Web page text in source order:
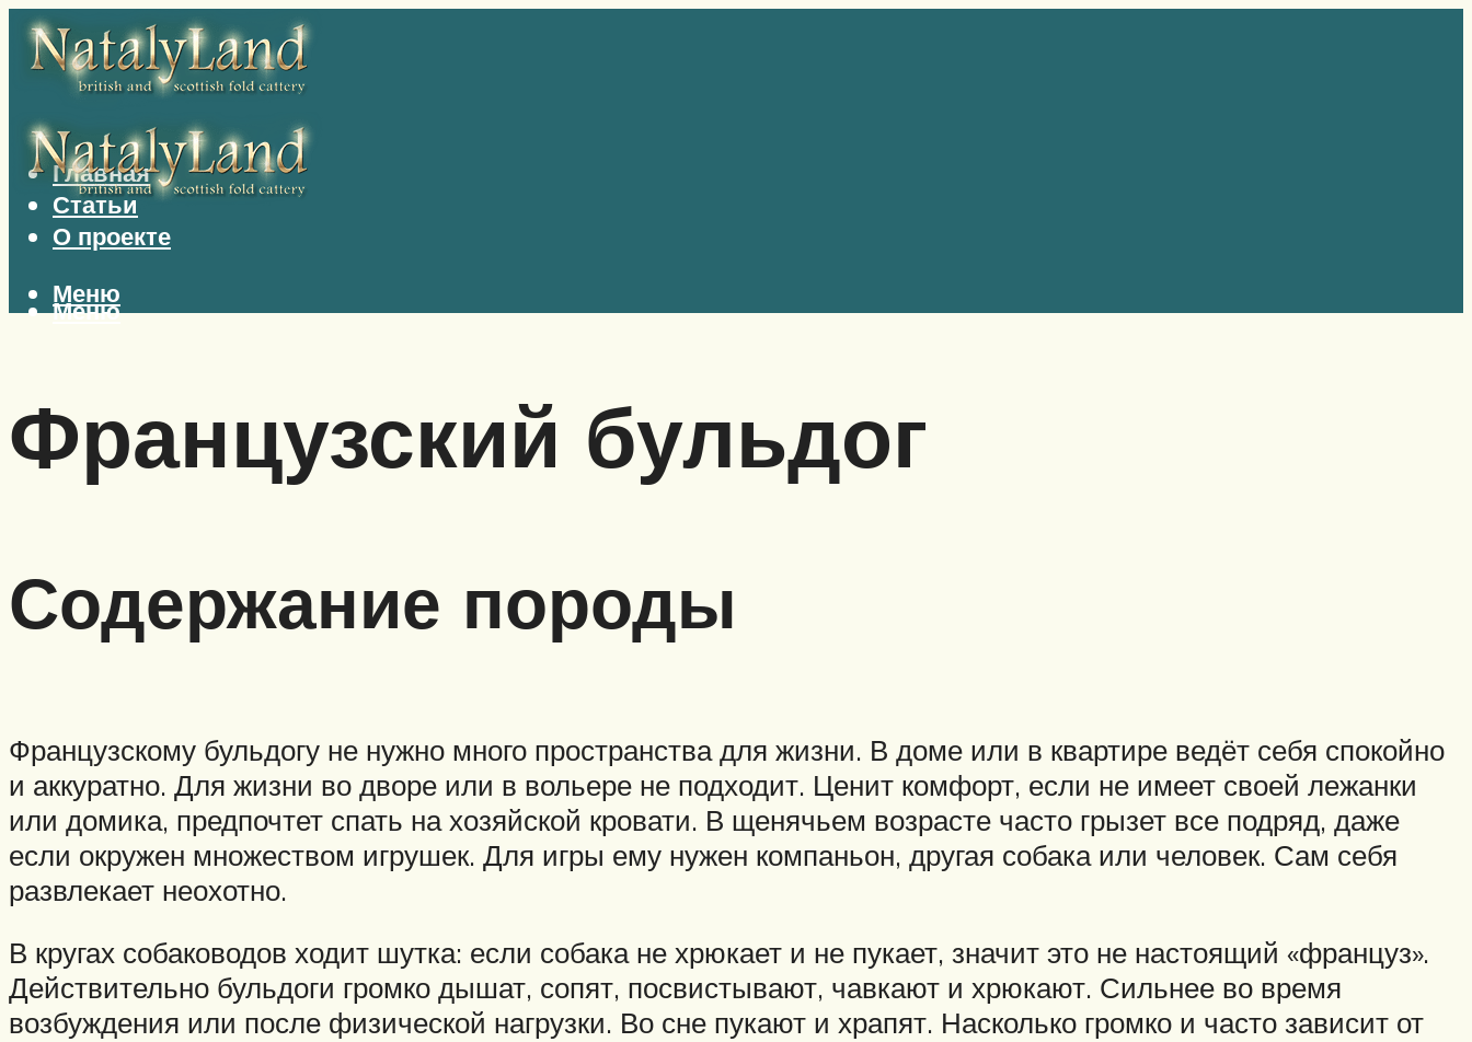
Главная
Статьи
О проекте
Меню
Меню
Французский бульдог
Содержание породы
Французскому бульдогу не нужно много пространства для жизни. В доме или в квартире ведёт себя спокойно
и аккуратно. Для жизни во дворе или в вольере не подходит. Ценит комфорт, если не имеет своей лежанки
или домика, предпочтет спать на хозяйской кровати. В щенячьем возрасте часто грызет все подряд, даже
если окружен множеством игрушек. Для игры ему нужен компаньон, другая собака или человек. Сам себя
развлекает неохотно.
В кругах собаководов ходит шутка: если собака не хрюкает и не пукает, значит это не настоящий «француз».
Действительно бульдоги громко дышат, сопят, посвистывают, чавкают и хрюкают. Сильнее во время
возбуждения или после физической нагрузки. Во сне пукают и храпят. Насколько громко и часто зависит от